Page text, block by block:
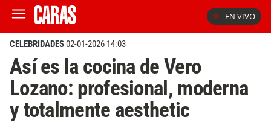
EN VIVO
CELEBRIDADES02-01-2026 14:03
Así es la cocina de Vero
Lozano: profesional, moderna
y totalmente aesthetic